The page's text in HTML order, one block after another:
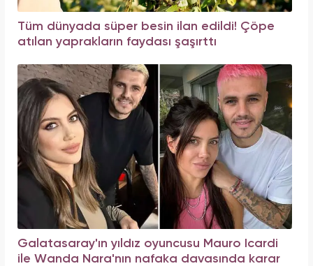
Tüm dünyada süper besin ilan edildi! Çöpe
atılan yaprakların faydası şaşırttı
Galatasaray'ın yıldız oyuncusu Mauro Icardi
ile Wanda Nara'nın nafaka davasında karar